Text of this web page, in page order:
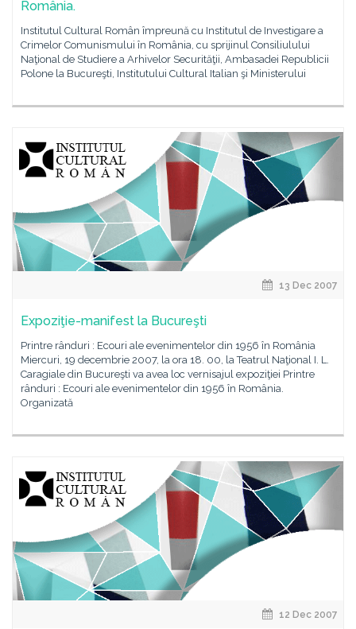
România.
Institutul Cultural Român împreună cu Institutul de Investigare a
Crimelor Comunismului în România, cu sprijinul Consiliulului
Naţional de Studiere a Arhivelor Securităţii, Ambasadei Republicii
Polone la Bucureşti, Institutului Cultural Italian şi Ministerului
13 Dec 2007
Expoziţie-manifest la Bucureşti
Printre rânduri : Ecouri ale evenimentelor din 1956 în România
Miercuri, 19 decembrie 2007, la ora 18. 00, la Teatrul Naţional I. L.
Caragiale din Bucureşti va avea loc vernisajul expoziţiei Printre
rânduri : Ecouri ale evenimentelor din 1956 în România.
Organizată
12 Dec 2007